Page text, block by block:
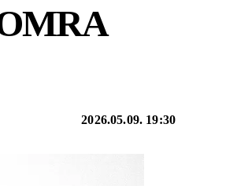
2026.05.09. 19:30